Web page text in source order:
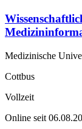
Medizinische
Cottbus
Vollzeit
Online seit